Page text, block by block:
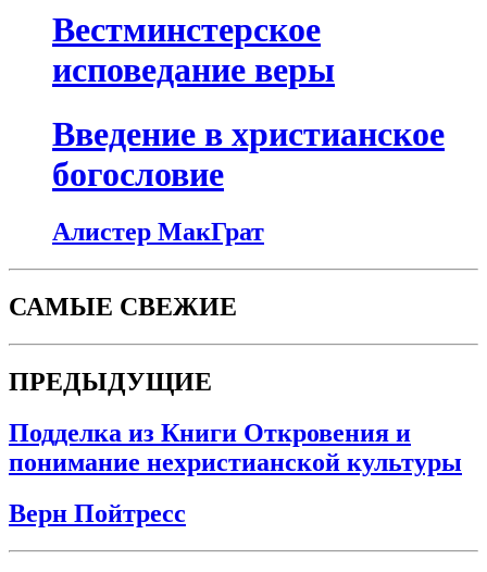
Вестминстерское
исповедание веры
Введение в христианское
богословие
Алистер МакГрат
САМЫЕ СВЕЖИЕ
ПРЕДЫДУЩИЕ
Подделка из Книги Откровения и
понимание нехристианской культуры
Верн Пойтресс